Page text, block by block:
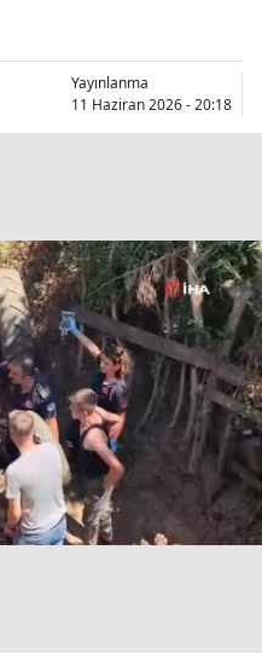
Bitlis
Bursa
Çanakkale
Çankırı
Çorum
Denizli
Diyarbakır
Yayınlanma
11 Haziran 2026 - 20:18